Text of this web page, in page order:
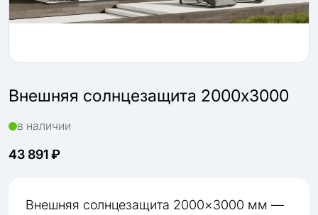
Внешняя солнцезащита 2000х3000
в наличии
43 891 ₽
Внешняя солнцезащита 2000×3000 мм —